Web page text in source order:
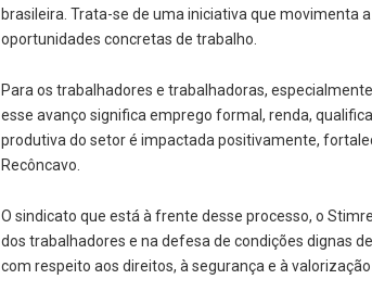
brasileira. Trata-se de uma iniciativa que movimenta
oportunidades concretas de trabalho.
Para os trabalhadores e trabalhadoras,
esse avanço significa emprego formal, renda,
produtiva do setor é impactada positivamente,
Recôncavo.
O sindicato que está à frente desse processo, o
dos trabalhadores e na defesa de condições dignas
com respeito aos direitos, à segurança e à valorização